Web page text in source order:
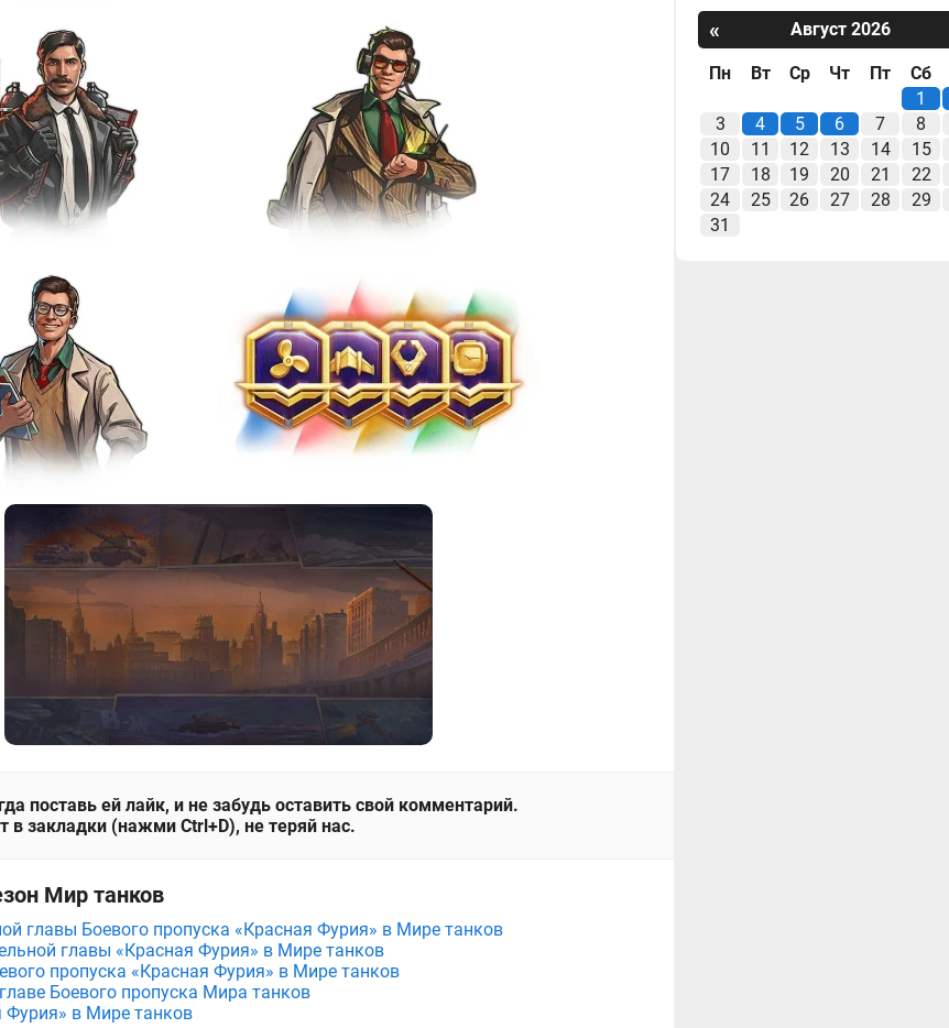
поставь ей лайк, и не забудь оставить свой комментарий.
в закладки (нажми Ctrl+D), не теряй нас.
Мир танков
главы Боевого пропуска «Красная Фурия» в Мире танков
главы «Красная Фурия» в Мире танков
пропуска «Красная Фурия» в Мире танков
Боевого пропуска Мира танков
Фурия» в Мире танков
«
Август 2026
Пн Вт Ср Чт Пт
Сб
1
3
4 5 6 7
8
10
11 12 13 14
15
17
18 19 20 21
22
24
25 26 27 28
29
31